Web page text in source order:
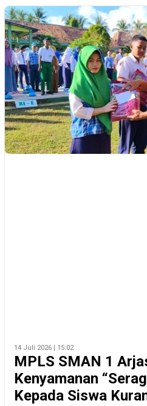
14 Juli 2026 | 15:02
MPLS SMAN 1
Kenyamanan
Kepada Siswa